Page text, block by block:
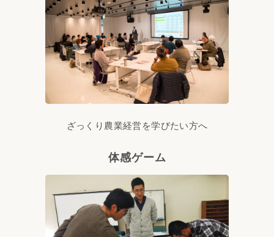
ざっくり農業経営を学びたい方へ
体感ゲーム